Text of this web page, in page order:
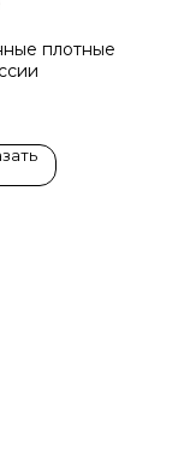
плотные